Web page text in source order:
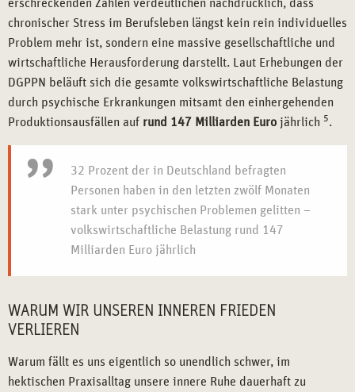
erschreckenden Zahlen verdeutlichen nachdrücklich, dass
chronischer Stress im Berufsleben längst kein rein individuelles
Problem mehr ist, sondern eine massive gesellschaftliche und
wirtschaftliche Herausforderung darstellt. Laut Erhebungen der
DGPPN beläuft sich die gesamte volkswirtschaftliche Belastung
durch psychische Erkrankungen mitsamt den einhergehenden
Produktionsausfällen auf rund 147 Milliarden Euro jährlich 5.
32 Prozent der in Deutschland befragten
Personen haben in den letzten zwölf Monaten
stark unter psychischen Problemen gelitten –
volkswirtschaftliche Belastung rund 147
Milliarden Euro jährlich
WARUM WIR UNSEREN INNEREN FRIEDEN
VERLIEREN
Warum fällt es uns eigentlich so unendlich schwer, im
hektischen Praxisalltag unsere innere Ruhe dauerhaft zu